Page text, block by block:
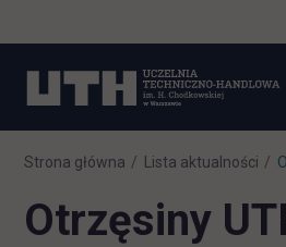
Strona główna Lista aktualności
Otrzęsiny